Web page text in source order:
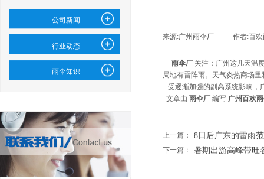
来源:广州雨伞厂 作者:百
雨伞厂 关注：广州这几天温
局地有雷阵雨。天气炎热商场
受逐渐加强的副高系统影响，
文章由 雨伞厂 编写 广州百欢
上一篇： 8日后广东的雷雨
下一篇： 暑期出游高峰带旺
公司新闻
行业动态
雨伞知识